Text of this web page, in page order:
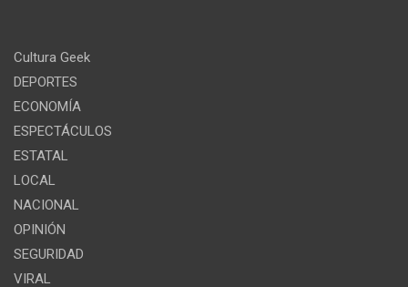
Cultura Geek
DEPORTES
ECONOMÍA
ESPECTÁCULOS
ESTATAL
LOCAL
NACIONAL
OPINIÓN
SEGURIDAD
VIRAL